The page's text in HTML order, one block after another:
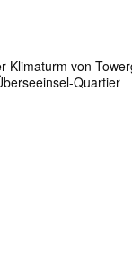
Klimaturm von
Quartier